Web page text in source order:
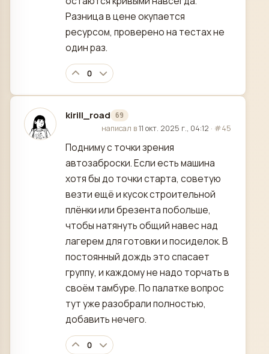
Разница в цене окупается
ресурсом, проверено на тестах не
один раз.
0
kirill_road 69
отредактировано
написал в11 окт. 2025 г., 04:12 · #45
Подниму с точки зрения
автозаброски. Если есть машина
хотя бы до точки старта, советую
везти ещё и кусок строительной
плёнки или брезента побольше,
чтобы натянуть общий навес над
лагерем для готовки и посиделок. В
постоянный дождь это спасает
группу, и каждому не надо торчать в
своём тамбуре. По палатке вопрос
тут уже разобрали полностью,
добавить нечего.
0